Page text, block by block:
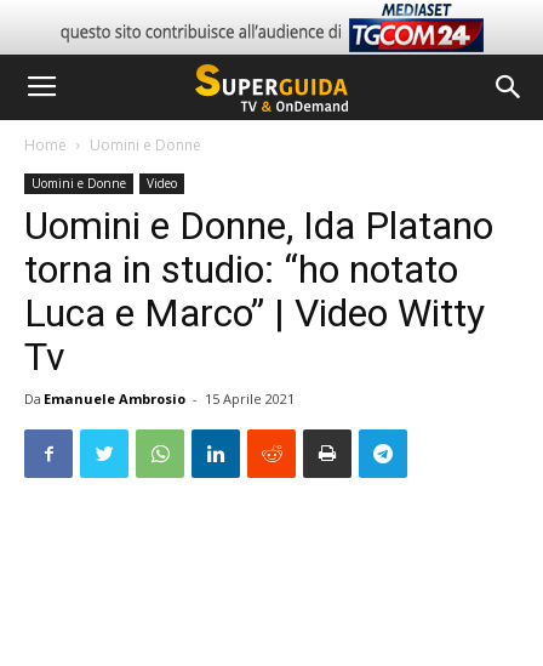
Home Uomini e Donne
Uomini e Donne Video
Uomini e Donne, Ida Platano
torna in studio: “ho notato
Luca e Marco” | Video Witty
Tv
Da Emanuele Ambrosio - 15 Aprile 2021